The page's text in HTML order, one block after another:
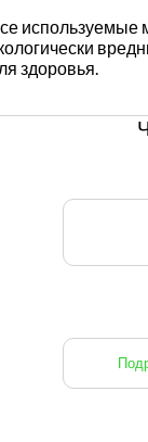
используемые
здоровья.